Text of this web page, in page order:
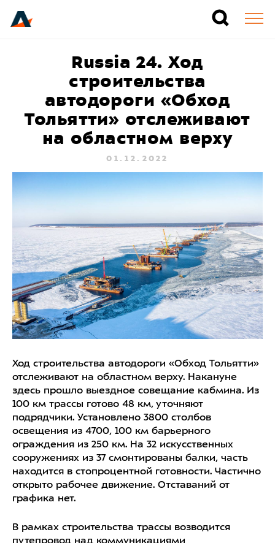
Russia 24. Ход
строительства
автодороги «Обход
Тольятти» отслеживают
на областном верху
01.12.2022
Ход строительства автодороги «Обход Тольятти»
отслеживают на областном верху. Накануне
здесь прошло выездное совещание кабмина. Из
100 км трассы готово 48 км, уточняют
подрядчики. Установлено 3800 столбов
освещения из 4700, 100 км барьерного
ограждения из 250 км. На 32 искусственных
сооружениях из 37 смонтированы балки, часть
находится в стопроцентной готовности. Частично
открыто рабочее движение. Отставаний от
графика нет.
В рамках строительства трассы возводится
путепровод над коммуникациями